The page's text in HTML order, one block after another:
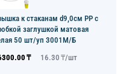
к стаканам d9,0см PP с
заглушкой матовая
50 шт/уп 3001М/Б
₸ 16.30 ₸/шт